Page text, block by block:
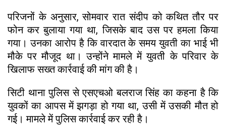
परिजनों के अनुसार, सोमवार रात संदीप को कथित तौर पर
फोन कर बुलाया गया था, जिसके बाद उस पर हमला किया
गया। उनका आरोप है कि वारदात के समय युवती का भाई भी
मौके पर मौजूद था। उन्होंने मामले में युवती के परिवार के
खिलाफ सख्त कार्रवाई की मांग की है।
सिटी थाना पुलिस से एसएचओ बलराज सिंह का कहना है कि
युवकों का आपस में झगड़ा हो गया था, उसी में उसकी मौत हो
गई। मामले में पुलिस कार्रवाई कर रही है।